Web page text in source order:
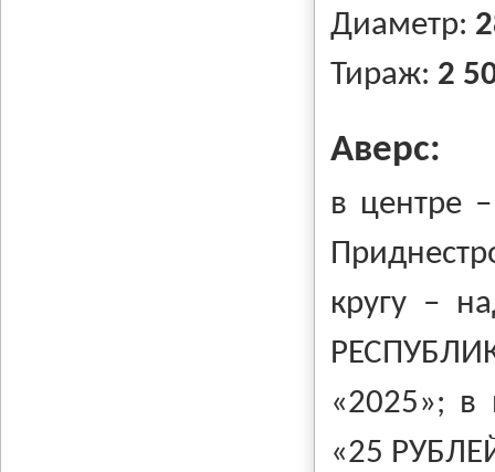
Диаметр:
Тираж: 2
Аверс:
в центре
кругу –
«2025»; в
«25